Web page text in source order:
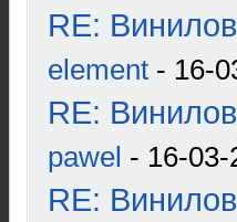
RE:
element - 16-
RE:
pawel - 16-03-
RE: